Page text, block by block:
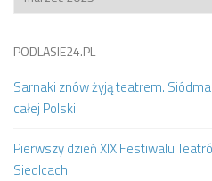
PODLASIE24.PL
Sarnaki znów żyją teatrem.
całej Polski
Pierwszy dzień XIX Festiwalu
Siedlcach